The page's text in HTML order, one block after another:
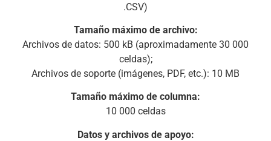
.CSV)
Tamaño máximo de archivo:
Archivos de datos: 500 kB (aproximadamente 30 000
celdas);
Archivos de soporte (imágenes, PDF, etc.): 10 MB
Tamaño máximo de columna:
10 000 celdas
Datos y archivos de apoyo: